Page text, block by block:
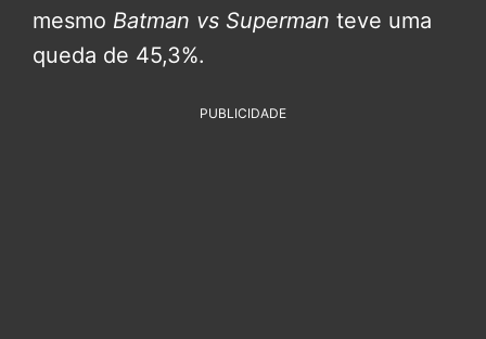
mesmo Batman vs Superman teve uma
queda de 45,3%.
PUBLICIDADE